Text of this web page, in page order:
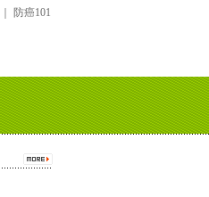
防癌101